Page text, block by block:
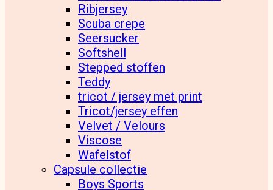
Ribjersey
Scuba crepe
Seersucker
Softshell
Stepped stoffen
Teddy
tricot / jersey met print
Tricot/jersey effen
Velvet / Velours
Viscose
Wafelstof
Capsule collectie
Boys Sports